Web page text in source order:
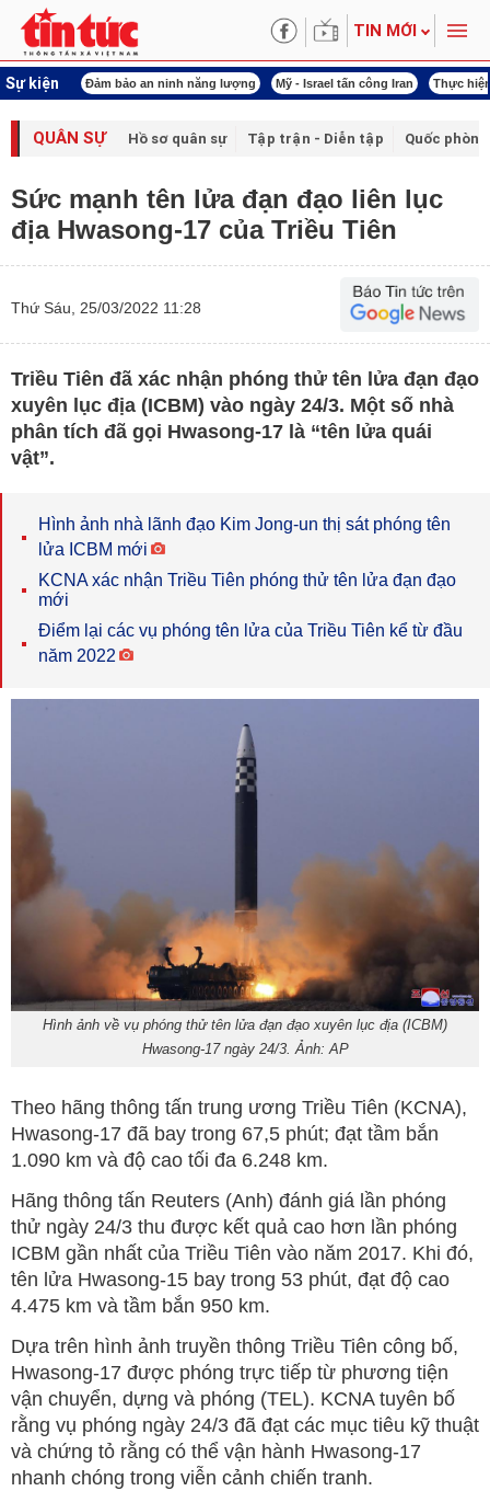
TIN MỚI
Sự kiện
khóa XVI Đảm bảo an ninh năng lượng Mỹ - Israel tấn công Iran Thực
QUÂN SỰ Hồ sơ quân sự Tập trận - Diễn tập Quốc phòng
Sức mạnh tên lửa đạn đạo liên lục
địa Hwasong-17 của Triều Tiên
Thứ Sáu, 25/03/2022 11:28
Triều Tiên đã xác nhận phóng thử tên lửa đạn đạo
xuyên lục địa (ICBM) vào ngày 24/3. Một số nhà
phân tích đã gọi Hwasong-17 là “tên lửa quái
vật”.
Hình ảnh nhà lãnh đạo Kim Jong-un thị sát phóng tên
lửa ICBM mới
KCNA xác nhận Triều Tiên phóng thử tên lửa đạn đạo
mới
Điểm lại các vụ phóng tên lửa của Triều Tiên kể từ đầu
năm 2022
Hình ảnh về vụ phóng thử tên lửa đạn đạo xuyên lục địa (ICBM)
Hwasong-17 ngày 24/3. Ảnh: AP
Theo hãng thông tấn trung ương Triều Tiên (KCNA),
Hwasong-17 đã bay trong 67,5 phút; đạt tầm bắn
1.090 km và độ cao tối đa 6.248 km.
Hãng thông tấn Reuters (Anh) đánh giá lần phóng
thử ngày 24/3 thu được kết quả cao hơn lần phóng
ICBM gần nhất của Triều Tiên vào năm 2017. Khi đó,
tên lửa Hwasong-15 bay trong 53 phút, đạt độ cao
4.475 km và tầm bắn 950 km.
Dựa trên hình ảnh truyền thông Triều Tiên công bố,
Hwasong-17 được phóng trực tiếp từ phương tiện
vận chuyển, dựng và phóng (TEL). KCNA tuyên bố
rằng vụ phóng ngày 24/3 đã đạt các mục tiêu kỹ thuật
và chứng tỏ rằng có thể vận hành Hwasong-17
nhanh chóng trong viễn cảnh chiến tranh.